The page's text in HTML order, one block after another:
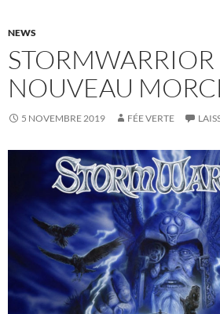
NEWS
STORMWARRIOR
NOUVEAU
5 NOVEMBRE 2019 FÉE VERTE